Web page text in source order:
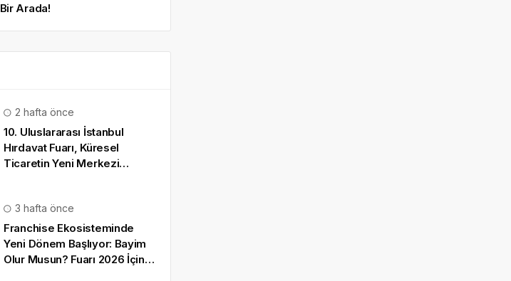
Bir Arada!
2 hafta önce
10. Uluslararası İstanbul
Hırdavat Fuarı, Küresel
Ticaretin Yeni Merkezi
3 hafta önce
Franchise Ekosisteminde
Yeni Dönem Başlıyor: Bayim
Olur Musun? Fuarı 2026 İçin